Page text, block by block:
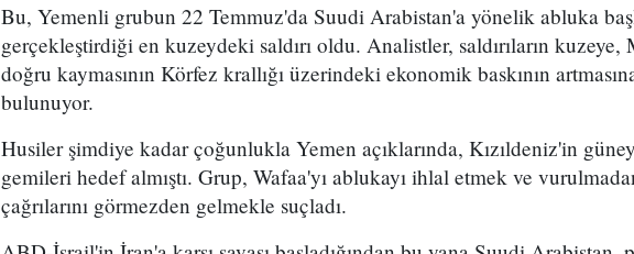
Bu, Yemenli grubun 22 Temmuz'da Suudi Arabistan'a yönelik abluka
gerçekleştirdiği en kuzeydeki saldırı oldu. Analistler, saldırıların kuzeye,
doğru kaymasının Körfez krallığı üzerindeki ekonomik baskının
bulunuyor.
Husiler şimdiye kadar çoğunlukla Yemen açıklarında, Kızıldeniz'in
gemileri hedef almıştı. Grup, Wafaa'yı ablukayı ihlal etmek ve
çağrılarını görmezden gelmekle suçladı.